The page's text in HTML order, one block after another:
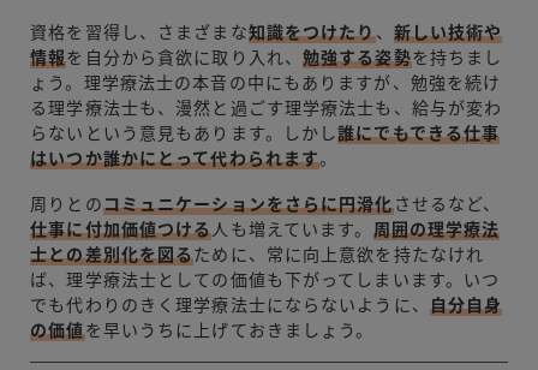
資格を習得し、さまざまな知識をつけたり、 新しい技術や
情報を自分から貪欲に取り入れ、勉強する姿勢を持ちまし
ょう。理学療法士の本音の中にもありますが、勉強を続け
る理学療法士も、漫然と過ごす理学療法士も、給与が変わ
らないという意見もあります。しかし誰にでもできる仕事
はいつか誰かにとって代わられます。
周りとのコミュニケーションをさらに円滑化させるなど、
仕事に付加価値つける人も増えています。 周囲の理学療法
士との差別化を図るために、常に向上意欲を持たなけれ
ば、理学療法士としての価値も下がってしまいます。いつ
でも代わりのきく理学療法士にならないように、 自分自身
の価値を早いうちに上げておきましょう。